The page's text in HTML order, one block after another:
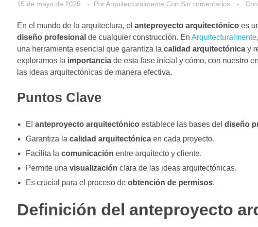
15 de mayo de 2025 PorArquitecturalmente Con Sin comentarios
En el mundo de la arquitectura, el anteproyecto arquitectónico es
diseño profesional de cualquier construcción. En Arquitecturalmente
una herramienta esencial que garantiza la calidad arquitectónica y
exploramos la importancia de esta fase inicial y cómo, con nuestro
las ideas arquitectónicas de manera efectiva.
Puntos Clave
El anteproyecto arquitectónicoestablece las bases del diseño
Garantiza la calidad arquitectónicaen cada proyecto.
Facilita la comunicación entre arquitecto y cliente.
Permite una visualización clara de las ideas arquitectónicas.
Es crucial para el proceso de obtención de permisos.
Definición del anteproyecto